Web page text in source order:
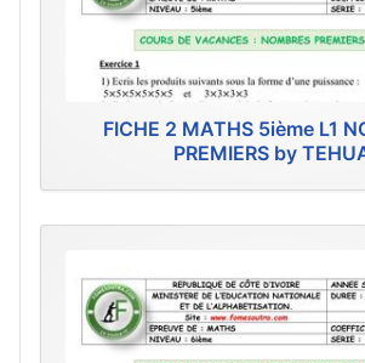
FICHE 2 MATHS 5ième L1
PREMIERS by